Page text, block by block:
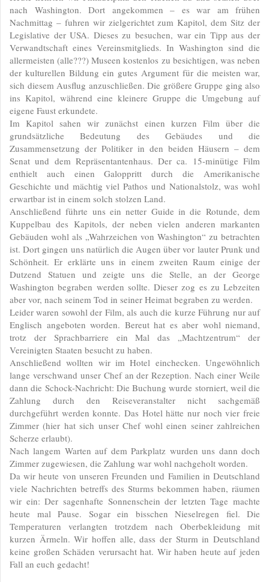
nach Washington. Dort angekommen – es war am frühen
Nachmittag – fuhren wir zielgerichtet zum Kapitol, dem Sitz der
Legislative der USA. Dieses zu besuchen, war ein Tipp aus der
Verwandtschaft eines Vereinsmitglieds. In Washington sind die
allermeisten (alle???) Museen kostenlos zu besichtigen, was neben
der kulturellen Bildung ein gutes Argument für die meisten war,
sich diesem Ausflug anzuschließen. Die größere Gruppe ging also
ins Kapitol, während eine kleinere Gruppe die Umgebung auf
eigene Faust erkundete.
Im Kapitol sahen wir zunächst einen kurzen Film über die
grundsätzliche Bedeutung des Gebäudes und die
Zusammensetzung der Politiker in den beiden Häusern – dem
Senat und dem Repräsentantenhaus. Der ca. 15-minütige Film
enthielt auch einen Galoppritt durch die Amerikanische
Geschichte und mächtig viel Pathos und Nationalstolz, was wohl
erwartbar ist in einem solch stolzen Land.
Anschließend führte uns ein netter Guide in die Rotunde, dem
Kuppelbau des Kapitols, der neben vielen anderen markanten
Gebäuden wohl als „Wahrzeichen von Washington“ zu betrachten
ist. Dort gingen uns natürlich die Augen über vor lauter Prunk und
Schönheit. Er erklärte uns in einem zweiten Raum einige der
Dutzend Statuen und zeigte uns die Stelle, an der George
Washington begraben werden sollte. Dieser zog es zu Lebzeiten
aber vor, nach seinem Tod in seiner Heimat begraben zu werden.
Leider waren sowohl der Film, als auch die kurze Führung nur auf
Englisch angeboten worden. Bereut hat es aber wohl niemand,
trotz der Sprachbarriere ein Mal das „Machtzentrum“ der
Vereinigten Staaten besucht zu haben.
Anschließend wollten wir im Hotel einchecken. Ungewöhnlich
lange verschwand unser Chef an der Rezeption. Nach einer Weile
dann die Schock-Nachricht: Die Buchung wurde storniert, weil die
Zahlung durch den Reiseveranstalter nicht sachgemäß
durchgeführt werden konnte. Das Hotel hätte nur noch vier freie
Zimmer (hier hat sich unser Chef wohl einen seiner zahlreichen
Scherze erlaubt).
Nach langem Warten auf dem Parkplatz wurden uns dann doch
Zimmer zugewiesen, die Zahlung war wohl nachgeholt worden.
Da wir heute von unseren Freunden und Familien in Deutschland
viele Nachrichten betreffs des Sturms bekommen haben, räumen
wir ein: Der sagenhafte Sonnenschein der letzten Tage machte
heute mal Pause. Sogar ein bisschen Nieselregen fiel. Die
Temperaturen verlangten trotzdem nach Oberbekleidung mit
kurzen Ärmeln. Wir hoffen alle, dass der Sturm in Deutschland
keine großen Schäden verursacht hat. Wir haben heute auf jeden
Fall an euch gedacht!